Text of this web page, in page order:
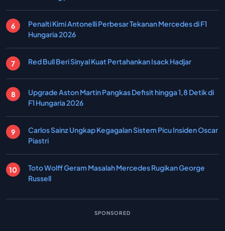
Penalti Kimi Antonelli Perbesar Tekanan Mercedes di F1
Hungaria 2026
Red Bull Beri Sinyal Kuat Pertahankan Isack Hadjar
Upgrade Aston Martin Pangkas Defisit hingga 1,8 Detik di
F1 Hungaria 2026
Carlos Sainz Ungkap Kegagalan Sistem Picu Insiden Oscar
Piastri
Toto Wolff Geram Masalah Mercedes Rugikan George
Russell
SPONSORED